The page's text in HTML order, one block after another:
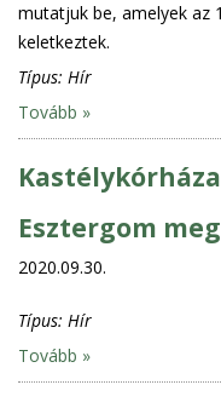
mutatjuk be, amelyek az
keletkeztek.
Típus: Hír
Tovább »
Esztergom
2020.09.30.
Típus: Hír
Tovább »